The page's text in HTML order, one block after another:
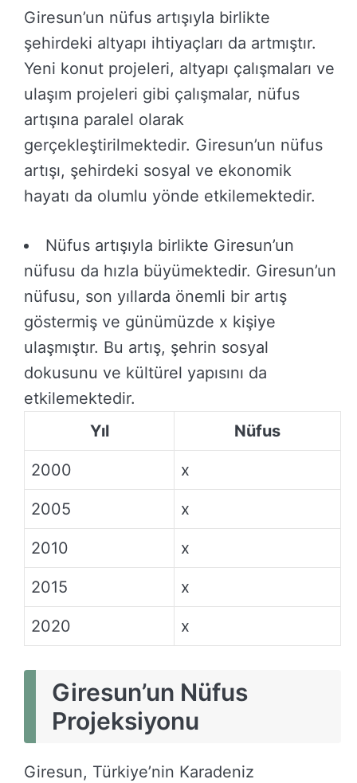
Giresun’un nüfus artışıyla birlikte
şehirdeki altyapı ihtiyaçları da artmıştır.
Yeni konut projeleri, altyapı çalışmaları ve
ulaşım projeleri gibi çalışmalar, nüfus
artışına paralel olarak
gerçekleştirilmektedir. Giresun’un nüfus
artışı, şehirdeki sosyal ve ekonomik
hayatı da olumlu yönde etkilemektedir.
Nüfus artışıyla birlikte Giresun’un
nüfusu da hızla büyümektedir. Giresun’un
nüfusu, son yıllarda önemli bir artış
göstermiş ve günümüzde x kişiye
ulaşmıştır. Bu artış, şehrin sosyal
dokusunu ve kültürel yapısını da
etkilemektedir.
Yıl
Nüfus
2000 x
2005 x
2010 x
2015 x
2020 x
Giresun’un Nüfus
Projeksiyonu
Giresun, Türkiye’nin Karadeniz